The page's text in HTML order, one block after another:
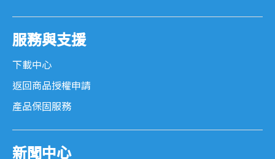
服務與支援
下載中心
返回商品授權申請
產品保固服務
新聞中心